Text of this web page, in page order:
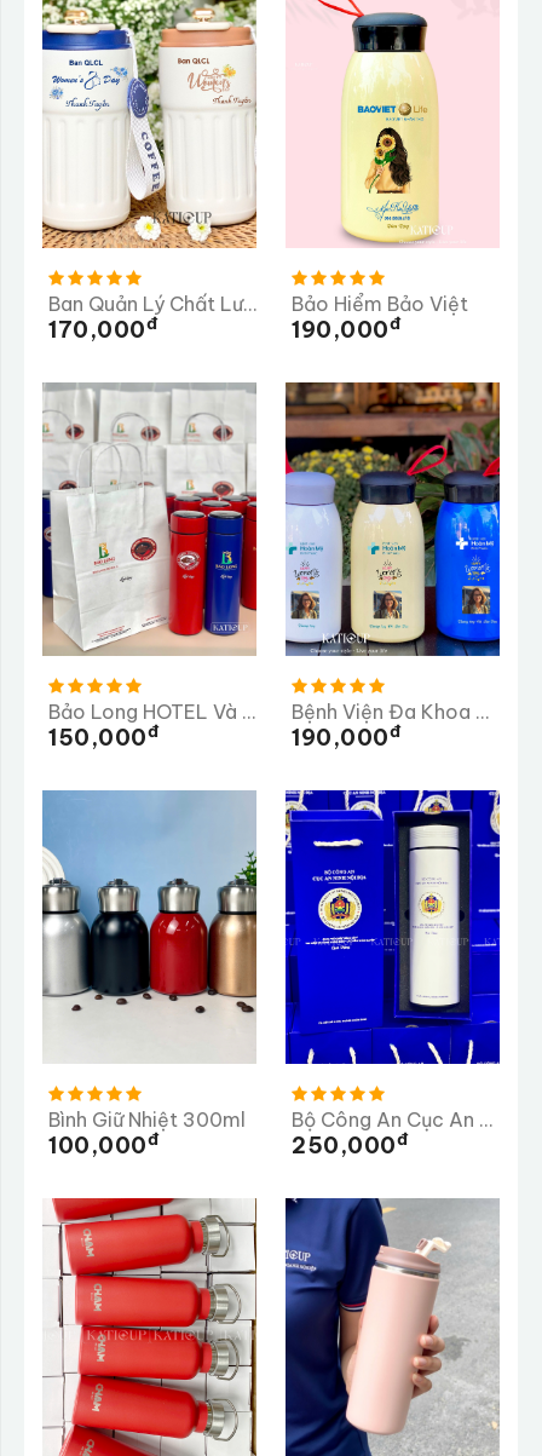
Ban Quản Lý Chất Lượng Tỉnh Quảng Ngãi
170,000Đ
Bảo Hiểm Bảo Việt
190,000Đ
Bảo Long HOTEL Và PEAK COFFEE
150,000Đ
Bệnh Viện Đa Khoa Hoàn Mỹ
190,000Đ
Bình Giữ Nhiệt 300ml
100,000Đ
Bộ Công An Cục An Ninh Nội Địa
250,000Đ